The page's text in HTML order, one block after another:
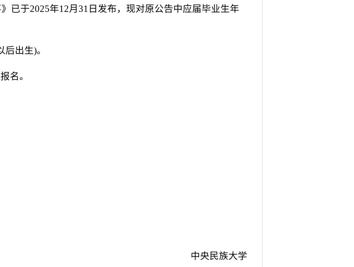
已于2025年12月31日发布，现对原公告中应届毕业生年
出生)。
名。
中央民族大学